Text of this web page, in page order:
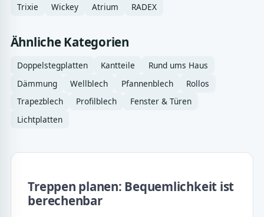
Trixie
Wickey Atrium RADEX
Ähnliche Kategorien
Doppelstegplatten Kantteile
Rund ums Haus
Dämmung
Wellblech Pfannenblech
Rollos
Trapezblech
Profilblech
Fenster & Türen
Lichtplatten
Treppen planen: Bequemlichkeit ist
berechenbar